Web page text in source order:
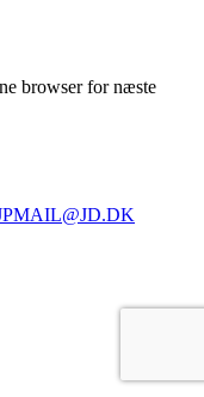
browser for næste